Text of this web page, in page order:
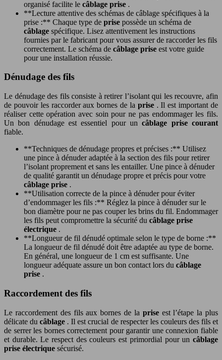
organisé facilite le câblage prise .
**Lecture attentive des schémas de câblage spécifiques à la
prise :** Chaque type de prise possède un schéma de
câblage spécifique. Lisez attentivement les instructions
fournies par le fabricant pour vous assurer de raccorder les fils
correctement. Le schéma de câblage prise est votre guide
pour une installation réussie.
Dénudage des fils
Le dénudage des fils consiste à retirer l’isolant qui les recouvre, afin
de pouvoir les raccorder aux bornes de la prise . Il est important de
réaliser cette opération avec soin pour ne pas endommager les fils.
Un bon dénudage est essentiel pour uncâblage prise courant
fiable.
**Techniques de dénudage propres et précises :** Utilisez
une pince à dénuder adaptée à la section des fils pour retirer
l’isolant proprement et sans les entailler. Une pince à dénuder
de qualité garantit un dénudage propre et précis pour votre
câblage prise .
**Utilisation correcte de la pince à dénuder pour éviter
d’endommager les fils :** Réglez la pince à dénuder sur le
bon diamètre pour ne pas couper les brins du fil. Endommager
les fils peut compromettre la sécurité du câblage prise
électrique .
**Longueur de fil dénudé optimale selon le type de borne :**
La longueur de fil dénudé doit être adaptée au type de borne.
En général, une longueur de 1 cm est suffisante. Une
longueur adéquate assure un bon contact lors du câblage
prise .
Raccordement des fils
Le raccordement des fils aux bornes de la prise est l’étape la plus
délicate ducâblage . Il est crucial de respecter les couleurs des fils et
de serrer les bornes correctement pour garantir une connexion fiable
et durable. Le respect des couleurs est primordial pour un câblage
prise électrique sécurisé.